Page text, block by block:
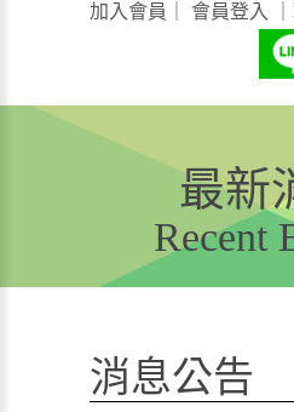
加入會員 會員登入
最新
Recent
消息公告